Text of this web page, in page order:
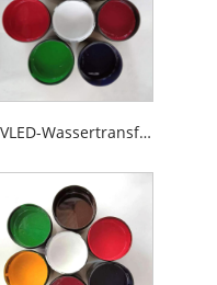
UVLED-Wassertransfer-Siebdruck-Keramiktinte